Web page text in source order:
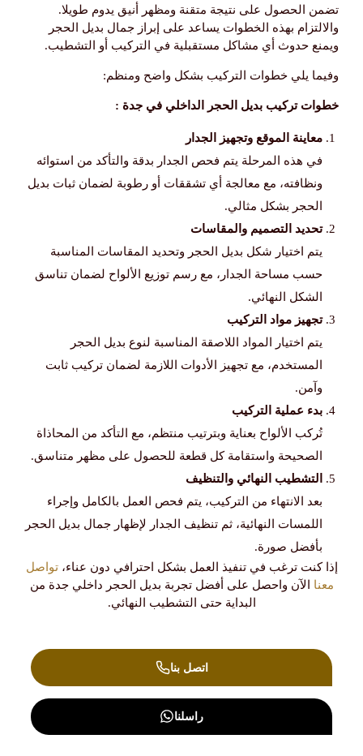
تضمن الحصول على نتيجة متقنة ومظهر أنيق يدوم طويلا.
والالتزام بهذه الخطوات يساعد على إبراز جمال بديل الحجر
ويمنع حدوث أي مشاكل مستقبلية في التركيب أو التشطيب.
وفيما يلي خطوات التركيب بشكل واضح ومنظم:
خطوات تركيب بديل الحجر الداخلي في جدة :
معاينة الموقع وتجهيز الجدار
في هذه المرحلة يتم فحص الجدار بدقة والتأكد من استوائه
ونظافته، مع معالجة أي تشققات أو رطوبة لضمان ثبات بديل
الحجر بشكل مثالي.
تحديد التصميم والمقاسات
يتم اختيار شكل بديل الحجر وتحديد المقاسات المناسبة
حسب مساحة الجدار، مع رسم توزيع الألواح لضمان تناسق
الشكل النهائي.
تجهيز مواد التركيب
يتم اختيار المواد اللاصقة المناسبة لنوع بديل الحجر
المستخدم، مع تجهيز الأدوات اللازمة لضمان تركيب ثابت
وآمن.
بدء عملية التركيب
تُركب الألواح بعناية وبترتيب منتظم، مع التأكد من المحاذاة
الصحيحة واستقامة كل قطعة للحصول على مظهر متناسق.
التشطيب النهائي والتنظيف
بعد الانتهاء من التركيب، يتم فحص العمل بالكامل وإجراء
اللمسات النهائية، ثم تنظيف الجدار لإظهار جمال بديل الحجر
بأفضل صورة.
إذا كنت ترغب في تنفيذ العمل بشكل احترافي دون عناء،تواصل
معنا الآن واحصل على أفضل تجربة بديل الحجر داخلي جدة من
البداية حتى التشطيب النهائي.
اتصل بنا
راسلنا